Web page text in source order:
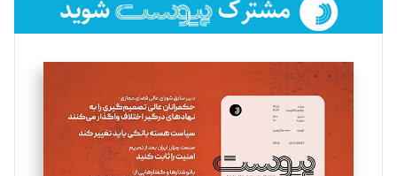
فائزه فتحی رستمی
تحریریه
سروش کرمیان
تحریریه